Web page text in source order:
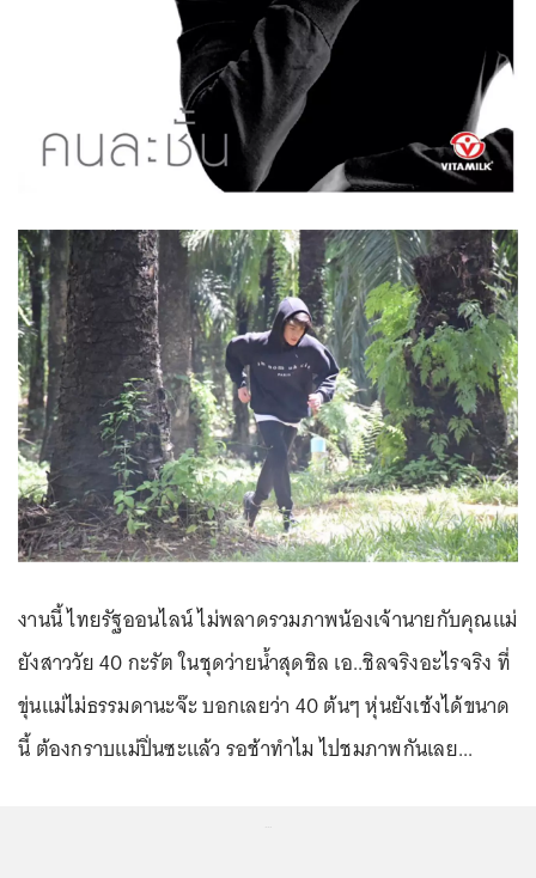
งานนี้ ไทยรัฐออนไลน์ ไม่พลาดรวมภาพน้องเจ้านายกับคุณแม่
ยังสาววัย 40 กะรัต ในชุดว่ายน้ำสุดชิล เอ..ชิลจริงอะไรจริง ที่
ขุ่นแม่ไม่ธรรมดานะจ๊ะ บอกเลยว่า 40 ต้นๆ หุ่นยังเช้งได้ขนาด
นี้ ต้องกราบแม่ปิ่นซะแล้ว รอช้าทำไม ไปชมภาพกันเลย...